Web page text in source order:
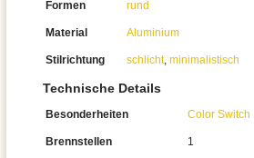
Formen rund
Material Aluminium
Stilrichtung schlicht, minimalistisch
Technische Details
Besonderheiten Color Switch
Brennstellen 1